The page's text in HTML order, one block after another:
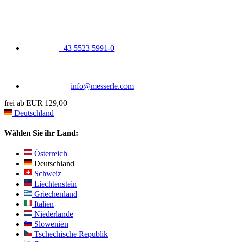
+43 5523 5991-0
info@messerle.com
frei ab EUR 129,00
Deutschland
Wählen Sie ihr Land:
Österreich
Deutschland
Schweiz
Liechtenstein
Griechenland
Italien
Niederlande
Slowenien
Tschechische Republik